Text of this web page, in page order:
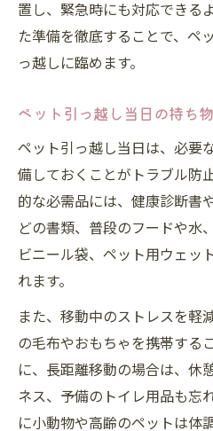
置し、緊急時にも対応できる
た準備を徹底することで、ペ
っ越しに臨めます。
ペット引っ越し当日の持ち
ペット引っ越し当日は、必要
備しておくことがトラブル防
的な必需品には、健康診断書
どの書類、普段のフードや水
ビニール袋、ペット用ウェッ
れます。
また、移動中のストレスを軽
の毛布やおもちゃを携帯する
に、長距離移動の場合は、休
ネス、予備のトイレ用品も忘
に小動物や高齢のペットは体